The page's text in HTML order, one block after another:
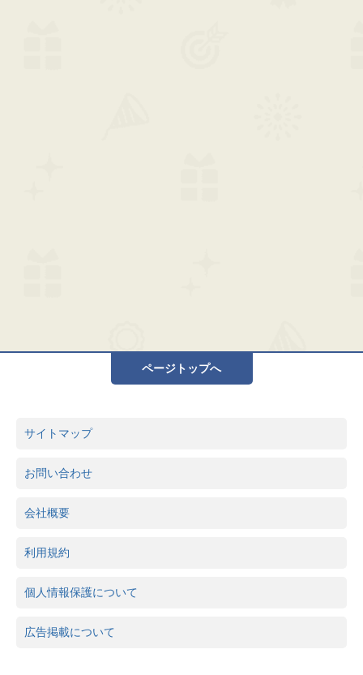
ページトップへ
サイトマップ
お問い合わせ
会社概要
利用規約
個人情報保護について
広告掲載について